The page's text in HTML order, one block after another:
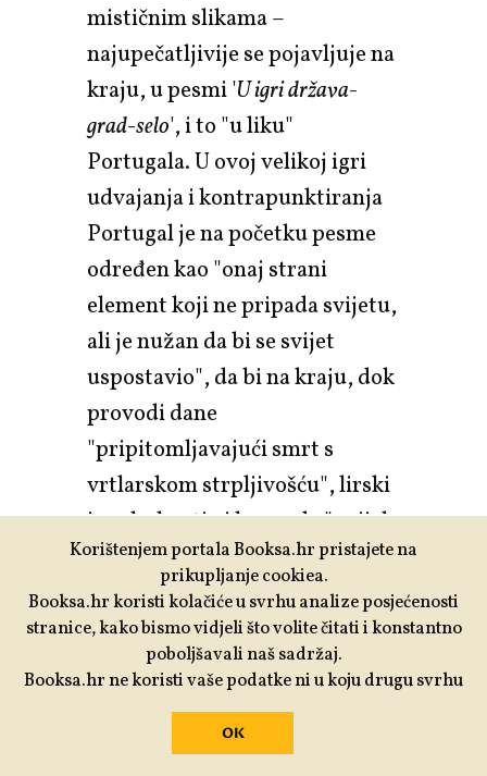
mističnim slikama –
najupečatljivije se pojavljuje na
kraju, u pesmi 'U igri država-
grad-selo', i to "u liku"
Portugala. U ovoj velikoj igri
udvajanja i kontrapunktiranja
Portugal je na početku pesme
određen kao "onaj strani
element koji ne pripada svijetu,
ali je nužan da bi se svijet
uspostavio", da bi na kraju, dok
provodi dane
"pripitomljavajući smrt s
vrtlarskom strpljivošću", lirski
junak shvatio i kazao da "uvijek
kada bih u dečjim brojalicama
čuo riječ Portugal, tu jedinu
riječ za kojom se nije okretao
niti jedan cvijet u vrtu, bilo mi
je jasno da je kraj priče izvan
Korištenjem portala Booksa.hr pristajete na
prikupljanje cookiea.
Booksa.hr koristi kolačiće u svrhu analize posjećenosti
stranice, kako bismo vidjeli što volite čitati i konstantno
poboljšavali naš sadržaj.
Booksa.hr ne koristi vaše podatke ni u koju drugu svrhu
OK